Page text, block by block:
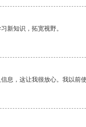
新知识，拓宽视野。
息，这让我很放心。我以前